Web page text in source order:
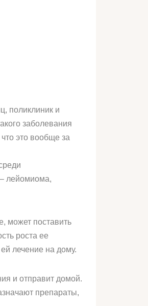
поликлиник и
заболевания
это вообще за
– лейомиома,
может поставить
роста ее
лечение на дому.
и отправит домой.
препараты,